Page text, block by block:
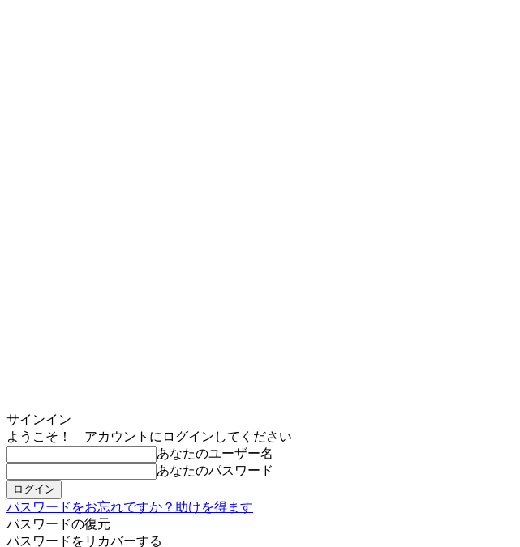
サインイン
ようこそ！ アカウントにログインしてください
あなたのユーザー名
あなたのパスワード
パスワードをお忘れですか？助けを得ます
パスワードの復元
パスワードをリカバーする